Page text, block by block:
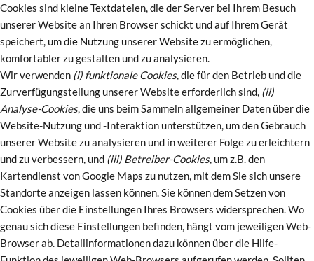
Cookies sind kleine Textdateien, die der Server bei Ihrem Besuch
unserer Website an Ihren Browser schickt und auf Ihrem Gerät
speichert, um die Nutzung unserer Website zu ermöglichen,
komfortabler zu gestalten und zu analysieren.
Wir verwenden (i) funktionale Cookies, die für den Betrieb und die
Zurverfügungstellung unserer Website erforderlich sind, (ii)
Analyse-Cookies, die uns beim Sammeln allgemeiner Daten über die
Website-Nutzung und -Interaktion unterstützen, um den Gebrauch
unserer Website zu analysieren und in weiterer Folge zu erleichtern
und zu verbessern, und (iii) Betreiber-Cookies, um z.B. den
Kartendienst von Google Maps zu nutzen, mit dem Sie sich unsere
Standorte anzeigen lassen können. Sie können dem Setzen von
Cookies über die Einstellungen Ihres Browsers widersprechen. Wo
genau sich diese Einstellungen befinden, hängt vom jeweiligen Web-
Browser ab. Detailinformationen dazu können über die Hilfe-